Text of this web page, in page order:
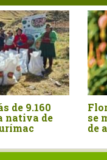
de mango en Piura
en 10% al inicio